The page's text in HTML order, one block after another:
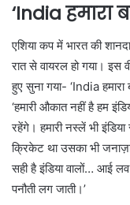
‘India हमारा
एशिया कप में भारत की
रात से वायरल हो गया। इस
हुए सुना गया- ‘India
‘हमारी औकात नहीं है हम
रहेंगे। हमारी नस्लें भी
क्रिकेट था उसका भी
सही है इंडिया वालों… आई
पनौती लग जाती।’